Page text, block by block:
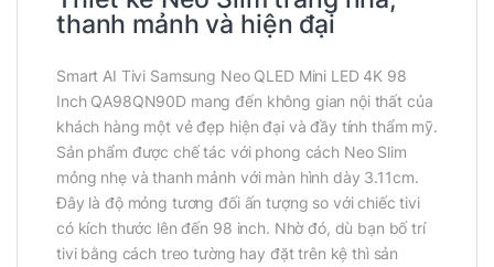
thanh mảnh và hiện đại
Smart AI Tivi Samsung Neo QLED Mini LED 4K 98
Inch QA98QN90D mang đến không gian nội thất của
khách hàng một vẻ đẹp hiện đại và đầy tính thẩm mỹ.
Sản phẩm được chế tác với phong cách Neo Slim
mỏng nhẹ và thanh mảnh với màn hình dày 3.11cm.
Đây là độ mỏng tương đối ấn tượng so với chiếc tivi
có kích thước lên đến 98 inch. Nhờ đó, dù bạn bố trí
tivi bằng cách treo tường hay đặt trên kệ thì sản